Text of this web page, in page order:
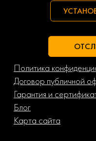
Политика
Договор публичной
Гарантия и
Блог
Карта сайта